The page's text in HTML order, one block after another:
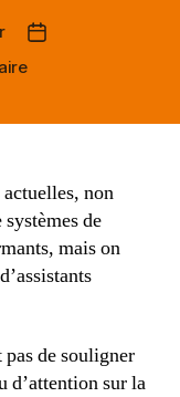
Date
sur
optimiser
la
sont-
ils
non
de
mais on
de souligner
d’attention sur la